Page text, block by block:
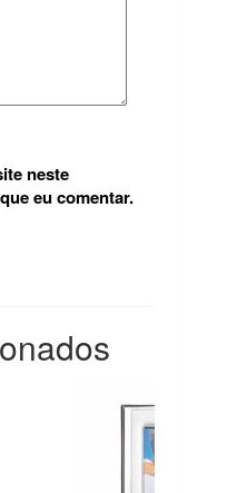
neste
eu comentar.